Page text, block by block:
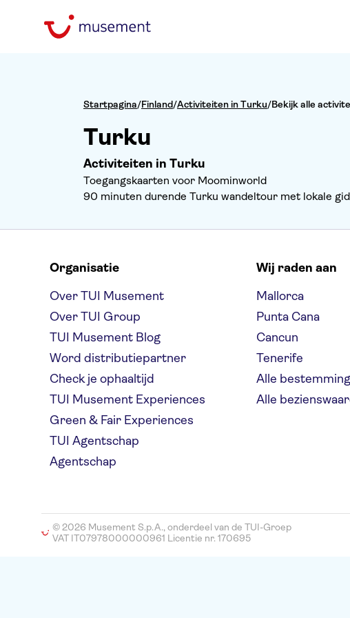
Startpagina/Finland/Activiteiten in Turku/Bekijk alle
Turku
Activiteiten in Turku
Toegangskaarten voor Moominworld
90 minuten durende Turku wandeltour met lokale
Organisatie
Over TUI Musement
Over TUI Group
TUI Musement Blog
Word distributiepartner
Check je ophaaltijd
TUI Musement Experiences
Green & Fair Experiences
TUI Agentschap
Agentschap
Wij raden aan
Mallorca
Punta Cana
Cancun
Tenerife
Alle
Alle
© 2026 Musement S.p.A., onderdeel van de TUI-Groep
VAT IT07978000000961 Licentie nr. 170695